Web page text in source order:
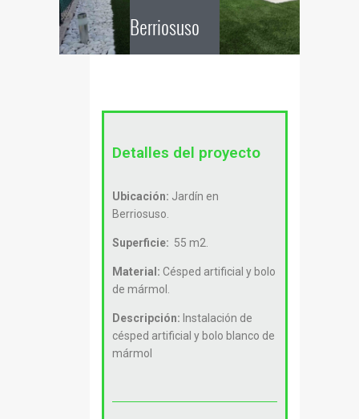
Berriosuso
Detalles del proyecto
Ubicación: Jardín en
Berriosuso.
Superficie: 55 m2.
Material: Césped artificial y bolo
de mármol.
Descripción: Instalación de
césped artificial y bolo blanco de
mármol